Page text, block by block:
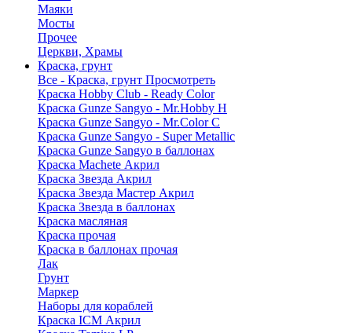
Маяки
Мосты
Прочее
Церкви, Храмы
Краска, грунт
Все - Краска, грунт Просмотреть
Краска Hobby Club - Ready Color
Краска Gunze Sangyo - Mr.Hobby H
Краска Gunze Sangyo - Mr.Color C
Краска Gunze Sangyo - Super Metallic
Краска Gunze Sangyo в баллонах
Краска Machete Акрил
Краска Звезда Акрил
Краска Звезда Мастер Акрил
Краска Звезда в баллонах
Краска масляная
Краска прочая
Краска в баллонах прочая
Лак
Грунт
Маркер
Наборы для кораблей
Краска ICM Акрил